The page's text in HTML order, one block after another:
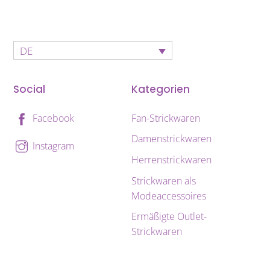
DE
Social
Facebook
Instagram
Kategorien
Fan-Strickwaren
Damenstrickwaren
Herrenstrickwaren
Strickwaren als
Modeaccessoires
Ermäßigte Outlet-
Strickwaren